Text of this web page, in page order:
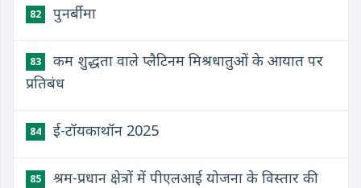
82 ​पुनर्बीमा
83
​कम शुद्धता वाले प्लैटिनम मिश्रधातुओं के आयात पर
प्रतिबंध
84 ​ई-टॉयकाथॉन 2025
85
श्रम-प्रधान क्षेत्रों में पीएलआई योजना के विस्तार की